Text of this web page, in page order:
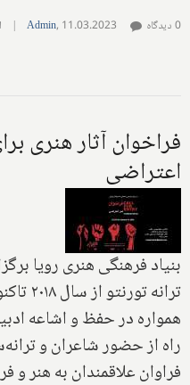
Admin, 11.03.2023
| 0 دیدگاه
فراخوان آثار هنری
اعتراضی
بنياد فرهنگی هنری رويا
همواره در حفظ و اشاعه
راه از حضور شاعران و
فراوان علاقمندان به هنر